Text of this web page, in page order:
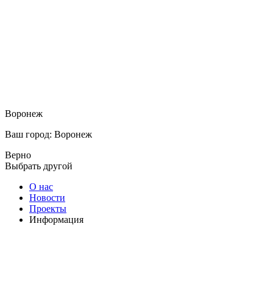
Воронеж
Ваш город: Воронеж
Верно
Выбрать другой
О нас
Новости
Проекты
Информация